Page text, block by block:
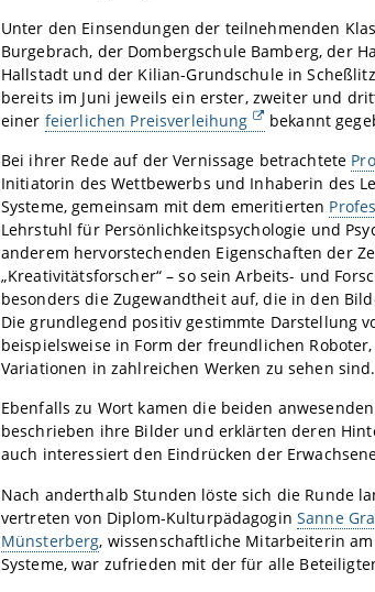
Unter den Einsendungen der teilnehmenden
Burgebrach, der Dombergschule Bamberg, der
Hallstadt und der Kilian-Grundschule in
bereits im Juni jeweils ein erster, zweiter und
einer feierlichen Preisverleihung
bekannt
Bei ihrer Rede auf der Vernissage betrachtete
Initiatorin des Wettbewerbs und Inhaberin des
Systeme, gemeinsam mit dem emeritierten
Lehrstuhl für Persönlichkeitspsychologie und
anderem hervorstechenden Eigenschaften der
„Kreativitätsforscher“ – so sein Arbeits- und
besonders die Zugewandtheit auf, die in den
Die grundlegend positiv gestimmte Darstellung
beispielsweise in Form der freundlichen
Variationen in zahlreichen Werken zu sehen sind.
Ebenfalls zu Wort kamen die beiden
beschrieben ihre Bilder und erklärten deren
auch interessiert den Eindrücken der
Nach anderthalb Stunden löste sich die Runde
vertreten von Diplom-KulturpädagoginSanne
Münsterberg, wissenschaftliche Mitarbeiterin
Systeme, war zufrieden mit der für alle